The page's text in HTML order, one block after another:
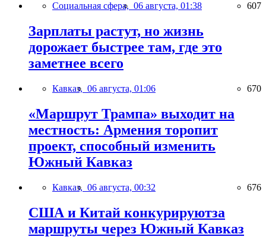
Социальная сфера, 06 августа, 01:38 607
Зарплаты растут, но жизнь
дорожает быстрее там, где это
заметнее всего
Кавказ, 06 августа, 01:06 670
«Маршрут Трампа» выходит на
местность: Армения торопит
проект, способный изменить
Южный Кавказ
Кавказ, 06 августа, 00:32 676
США и Китай конкурируютза
маршруты через Южный Кавказ